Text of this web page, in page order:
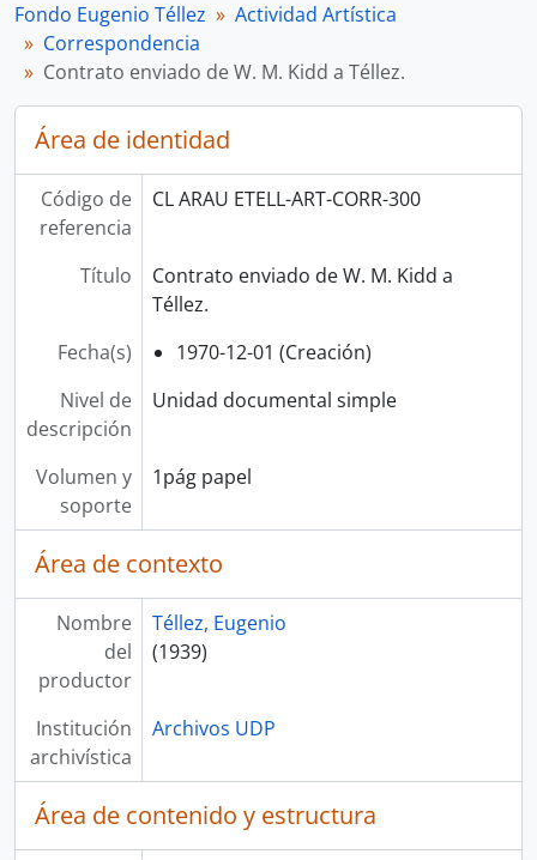
Fondo Eugenio Téllez
Actividad Artística
Correspondencia
Contrato enviado de W. M. Kidd a Téllez.
Área de identidad
Código de
referencia
CL ARAU ETELL-ART-CORR-300
Título
Contrato enviado de W. M. Kidd a
Téllez.
Fecha(s)
1970-12-01 (Creación)
Nivel de
descripción
Unidad documental simple
Volumen y
soporte
1pág papel
Área de contexto
Nombre
del
productor
Téllez, Eugenio
(1939)
Institución
archivística
Archivos UDP
Área de contenido y estructura